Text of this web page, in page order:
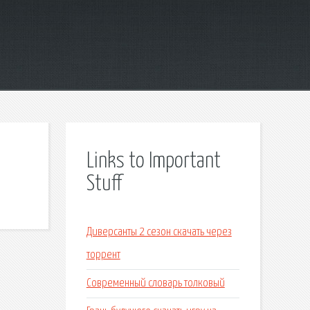
Links to Important
Stuff
Диверсанты 2 сезон скачать через
торрент
Современный словарь толковый